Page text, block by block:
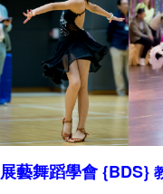
展藝舞蹈學會 {BDS}